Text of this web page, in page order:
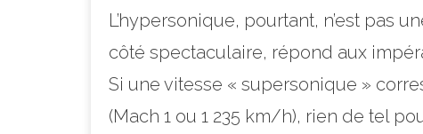
L’hypersonique, pourtant, n’est pas
côté spectaculaire, répond aux
Si une vitesse « supersonique »
(Mach 1 ou 1 235 km/h), rien de tel